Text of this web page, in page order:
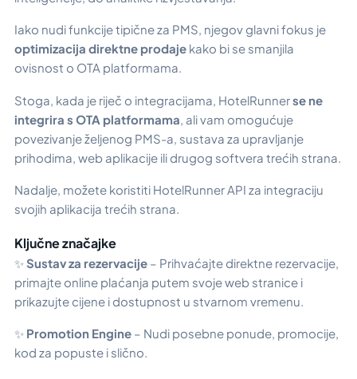
Iako nudi funkcije tipične za PMS, njegov glavni fokus je
optimizacija direktne prodaje kako bi se smanjila
ovisnost o OTA platformama.
Stoga, kada je riječ o integracijama, HotelRunnerse ne
integrira s OTA platformama, ali vam omogućuje
povezivanje željenog PMS-a, sustava za upravljanje
prihodima, web aplikacije ili drugog softvera trećih strana.
Nadalje, možete koristiti HotelRunner API za integraciju
svojih aplikacija trećih strana.
Ključne značajke
✨Sustav za rezervacije – Prihvaćajte direktne rezervacije,
primajte online plaćanja putem svoje web stranice i
prikazujte cijene i dostupnost u stvarnom vremenu.
✨ Promotion Engine – Nudi posebne ponude, promocije,
kod za popuste i slično.